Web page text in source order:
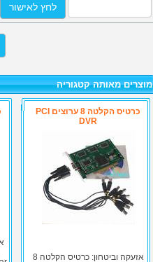
לחץ לאישור
מוצרים מאותה קטגוריה
כרטיס הקלטה 8 ערוצים PCI
DVR
אזעקה וביטחון: כרטיס הקלטה 8